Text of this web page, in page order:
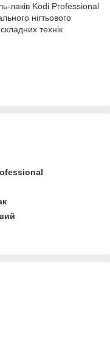
лаків Kodi Professional
нігтьового
технік